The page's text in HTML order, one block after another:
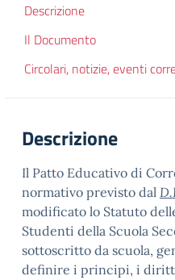
Descrizione
Il Documento
Circolari, notizie, eventi
Descrizione
Il Patto Educativo di
normativo previsto dal
modificato lo Statuto
Studenti della Scuola
sottoscritto da scuola,
definire i principi, i